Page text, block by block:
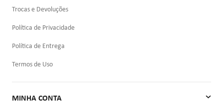
Trocas e Devoluções
Política de Privacidade
Política de Entrega
Termos de Uso
MINHA CONTA